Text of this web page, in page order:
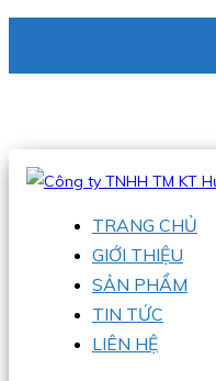
Hotline:0938 336 079
TRANG CHỦ
GIỚI THIỆU
SẢN PHẨM
TIN TỨC
LIÊN HỆ